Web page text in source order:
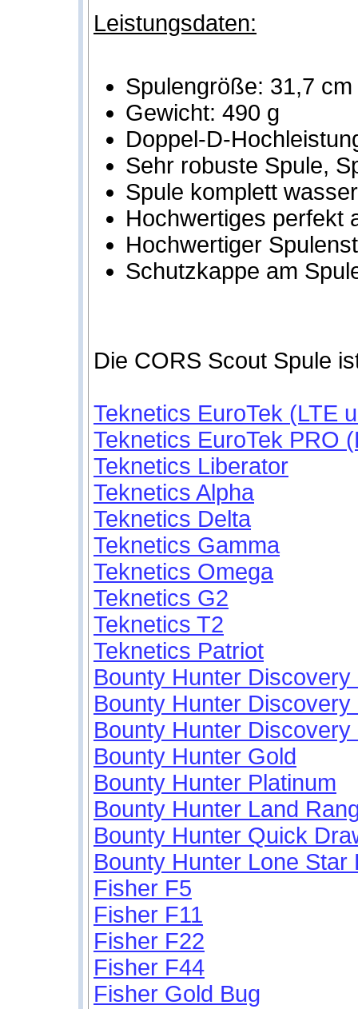
Leistungsdaten:
Spulengröße: 31,7
Gewicht: 490 g
Doppel-D-
Sehr robuste Spule,
Spule komplett
Hochwertiges perfekt
Hochwertiger
Schutzkappe am
Die CORS Scout Spule
Teknetics EuroTek (LTE
Teknetics EuroTek PRO
Teknetics Liberator
Teknetics Alpha
Teknetics Delta
Teknetics Gamma
Teknetics Omega
Teknetics G2
Teknetics T2
Teknetics Patriot
Bounty Hunter Discovery
Bounty Hunter Discovery
Bounty Hunter Discovery
Bounty Hunter Gold
Bounty Hunter Platinum
Bounty Hunter Land
Bounty Hunter Quick
Bounty Hunter Lone Star
Fisher F5
Fisher F11
Fisher F22
Fisher F44
Fisher Gold Bug